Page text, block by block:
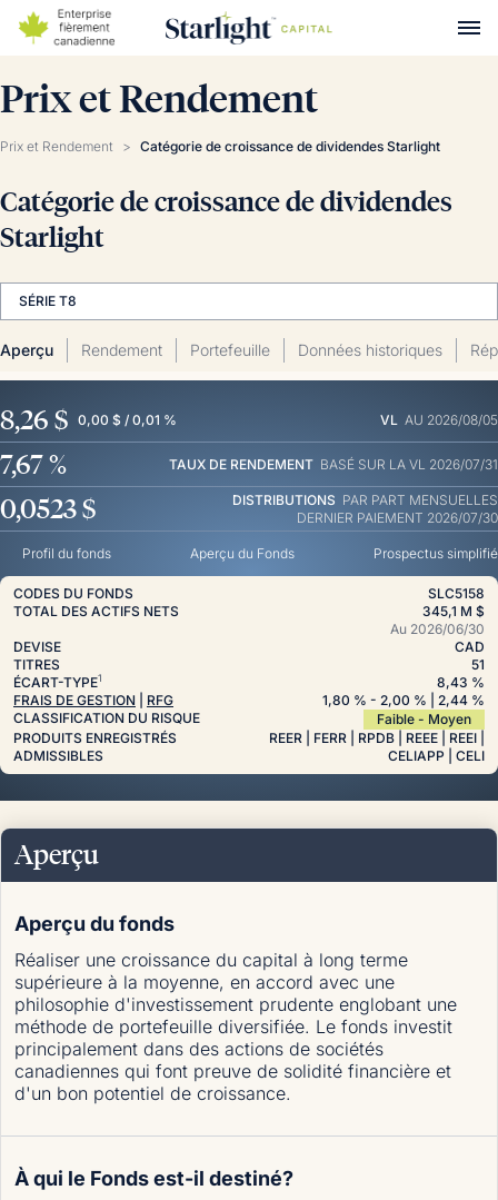
Prix et Rendement
Prix et Rendement > Catégorie de croissance de dividendes Starlight
Catégorie de croissance de dividendes
Starlight
SÉRIE T8
Aperçu Rendement Portefeuille Données historiques
8,26 $ 0,00 $ / 0,01 % VL AU 2026/08/05
7,67 % TAUX DE RENDEMENT BASÉ SUR LA VL 2026/07/31
0,0523 $ DISTRIBUTIONS PAR PART MENSUELLES
DERNIER PAIEMENT 2026/07/30
Profil du fonds Aperçu du Fonds Prospectus simplifié
CODES DU FONDS
SLC5158
TOTAL DES ACTIFS NETS
345,1 M $
Au 2026/06/30
DEVISE
CAD
TITRES
51
ÉCART-TYPE1
8,43 %
FRAIS DE GESTION
RFG 1,80 % - 2,00 % | 2,44 %
CLASSIFICATION DU RISQUE
Faible - Moyen
PRODUITS ENREGISTRÉS
ADMISSIBLES
REER | FERR | RPDB | REEE | REEI |
CELIAPP | CELI
Aperçu
Aperçu du fonds
Réaliser une croissance du capital à long terme
supérieure à la moyenne, en accord avec une
philosophie d'investissement prudente englobant une
méthode de portefeuille diversifiée. Le fonds investit
principalement dans des actions de sociétés
canadiennes qui font preuve de solidité financière et
d'un bon potentiel de croissance.
À qui le Fonds est-il destiné?